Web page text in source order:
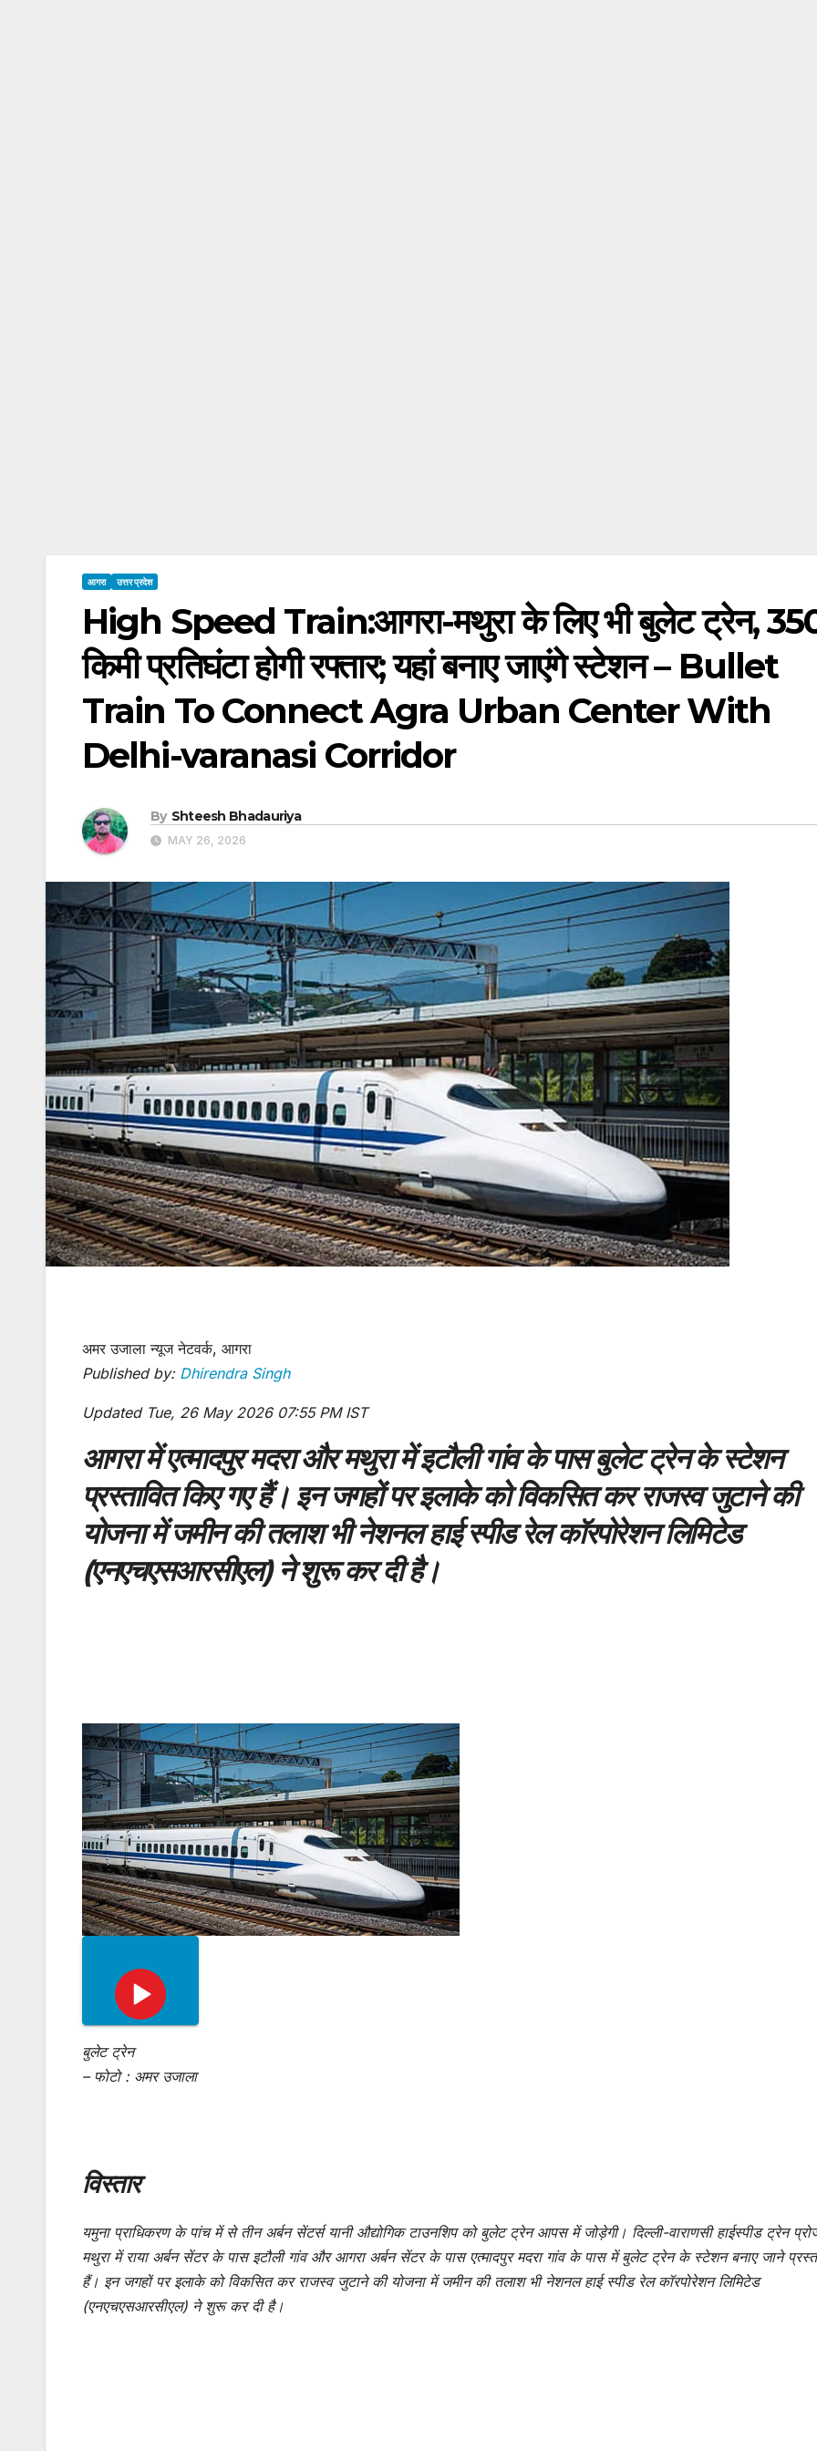
आगरा उत्तर प्रदेश
High Speed Train:आगरा-मथुरा के लिए भी बुलेट ट्रेन,
किमी प्रतिघंटा होगी रफ्तार; यहां बनाए जाएंगे स्टेशन – Bullet
Train To Connect Agra Urban Center With
Delhi-varanasi Corridor
By Shteesh Bhadauriya
MAY 26, 2026
अमर उजाला न्यूज नेटवर्क, आगरा
Published by: Dhirendra Singh
Updated Tue, 26 May 2026 07:55 PM IST
आगरा में एत्मादपुर मदरा और मथुरा में इटौली गांव के पास बुलेट ट्रेन के स्टेशन
प्रस्तावित किए गए हैं। इन जगहों पर इलाके को विकसित कर राजस्व जुटाने की
योजना में जमीन की तलाश भी नेशनल हाई स्पीड रेल कॉरपोरेशन लिमिटेड
(एनएचएसआरसीएल) ने शुरू कर दी है।
बुलेट ट्रेन
– फोटो : अमर उजाला
विस्तार
यमुना प्राधिकरण के पांच में से तीन अर्बन सेंटर्स यानी औद्योगिक टाउनशिप को बुलेट ट्रेन आपस में जोड़ेगी। दिल्ली-वाराणसी हाईस्पीड ट्रेन
मथुरा में राया अर्बन सेंटर के पास इटौली गांव और आगरा अर्बन सेंटर के पास एत्मादपुर मदरा गांव के पास में बुलेट ट्रेन के स्टेशन बनाए जाने
हैं। इन जगहों पर इलाके को विकसित कर राजस्व जुटाने की योजना में जमीन की तलाश भी नेशनल हाई स्पीड रेल कॉरपोरेशन लिमिटेड
(एनएचएसआरसीएल) ने शुरू कर दी है।